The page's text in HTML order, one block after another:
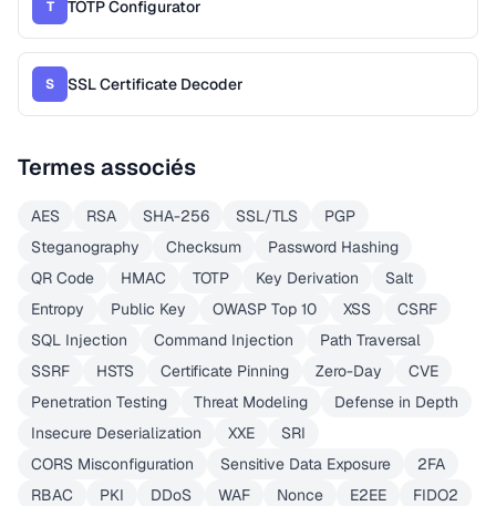
T TOTP Configurator
S SSL Certificate Decoder
Termes associés
AES RSA SHA-256 SSL/TLS
PGP
Steganography
Checksum
Password Hashing
QR Code
HMAC TOTP Key Derivation
Salt
Entropy
Public Key OWASP Top 10 XSS
CSRF
SQL Injection
Command Injection
Path Traversal
SSRF
HSTS Certificate Pinning Zero-Day
CVE
Penetration Testing
Threat Modeling
Defense in Depth
Insecure Deserialization
XXE
SRI
CORS Misconfiguration
Sensitive Data Exposure
2FA
RBAC
PKI DDoS WAF Nonce E2EE
FIDO2